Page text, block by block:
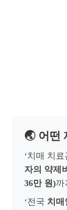
🌏 어떤
‘치매 치
자의 약제
36만 원)까
‘전국 치매